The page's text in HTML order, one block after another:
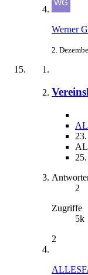
Werner
2.
2
Zugriffe
5k
2